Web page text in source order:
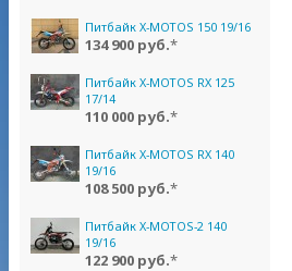
Питбайк X-MOTOS 150 19/16
134 900 руб.*
Питбайк X-MOTOS RX 125
17/14
110 000 руб.*
Питбайк X-MOTOS RX 140
19/16
108 500 руб.*
Питбайк X-MOTOS-2 140
19/16
122 900 руб.*